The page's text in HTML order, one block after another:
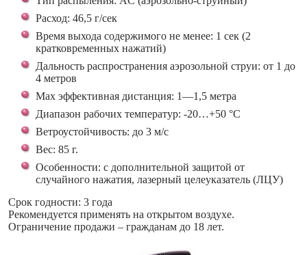
Расход: 46,5 г/сек
Время выхода содержимого не менее: 1 сек (2
кратковременных нажатий)
Дальность распространения аэрозольной струи: от 1 до
4 метров
Мах эффективная дистанция: 1—1,5 метра
Диапазон рабочих температур: -20…+50 °С
Ветроустойчивость: до 3 м/с
Вес: 85 г.
Особенности: с дополнительной защитой от
случайного нажатия, лазерный целеуказатель (ЛЦУ)
Срок годности: 3 года
Рекомендуется применять на открытом воздухе.
Ограничение продажи – гражданам до 18 лет.